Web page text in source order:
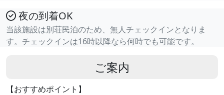
夜の到着OK
当該施設は別荘民泊のため、無人チェックインとなりま
す。チェックインは16時以降なら何時でも可能です。
ご案内
【おすすめポイント】